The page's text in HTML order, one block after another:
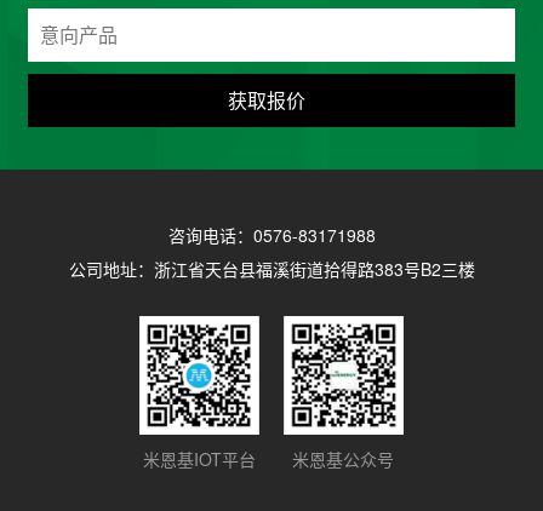
获取报价
咨询电话：0576-83171988
公司地址：浙江省天台县福溪街道拾得路383号B2三楼
米恩基IOT平台 米恩基公众号